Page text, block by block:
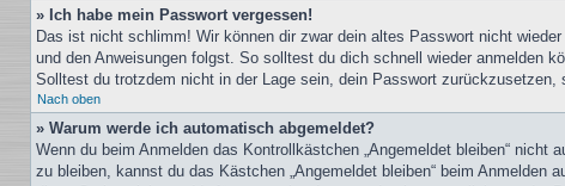
» Ich habe mein Passwort vergessen!
Das ist nicht schlimm! Wir können dir zwar dein altes Passwort nicht
und den Anweisungen folgst. So solltest du dich schnell wieder anmelden
Solltest du trotzdem nicht in der Lage sein, dein Passwort zurückzusetzen,
Nach oben
» Warum werde ich automatisch abgemeldet?
Wenn du beim Anmelden das Kontrollkästchen „Angemeldet bleiben“
zu bleiben, kannst du das Kästchen „Angemeldet bleiben“ beim